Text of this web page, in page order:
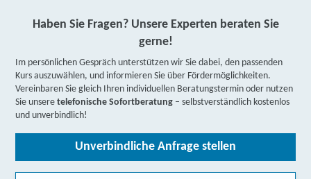
Haben Sie Fragen? Unsere Experten beraten Sie
gerne!
Im persönlichen Gespräch unterstützen wir Sie dabei, den passenden
Kurs auszuwählen, und informieren Sie über Fördermöglichkeiten.
Vereinbaren Sie gleich Ihren individuellen Beratungstermin oder nutzen
Sie unseretelefonische Sofortberatung – selbstverständlich kostenlos
und unverbindlich!
Unverbindliche Anfrage stellen